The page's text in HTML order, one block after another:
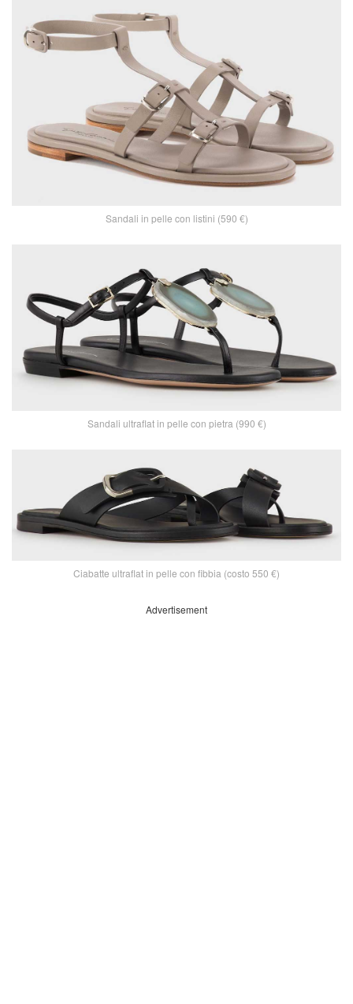
Sandali in pelle con listini (590 €)
Sandali ultraflat in pelle con pietra (990 €)
Ciabatte ultraflat in pelle con fibbia (costo 550 €)
Advertisement